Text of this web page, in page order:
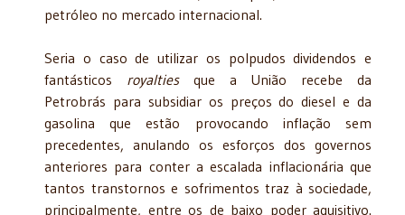
petróleo no mercado internacional.
Seria o caso de utilizar os polpudos dividendos e
fantásticos royaltiesque a União recebe da
Petrobrás para subsidiar os preços do diesel e da
gasolina que estão provocando inflação sem
precedentes, anulando os esforços dos governos
anteriores para conter a escalada inflacionária que
tantos transtornos e sofrimentos traz à sociedade,
principalmente, entre os de baixo poder aquisitivo.